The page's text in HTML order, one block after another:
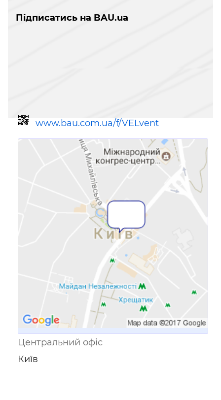
Підписатись на BAU.ua
www.bau.com.ua/f/VELvent
Посилання для мобільних
пристроїв
Центральний офіс
Київ